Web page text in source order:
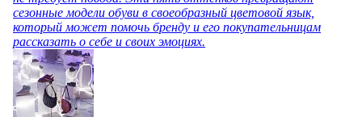
сезонные модели обуви в своеобразный цветовой язык,
который может помочь бренду и его покупательницам
рассказать о себе и своих эмоциях.